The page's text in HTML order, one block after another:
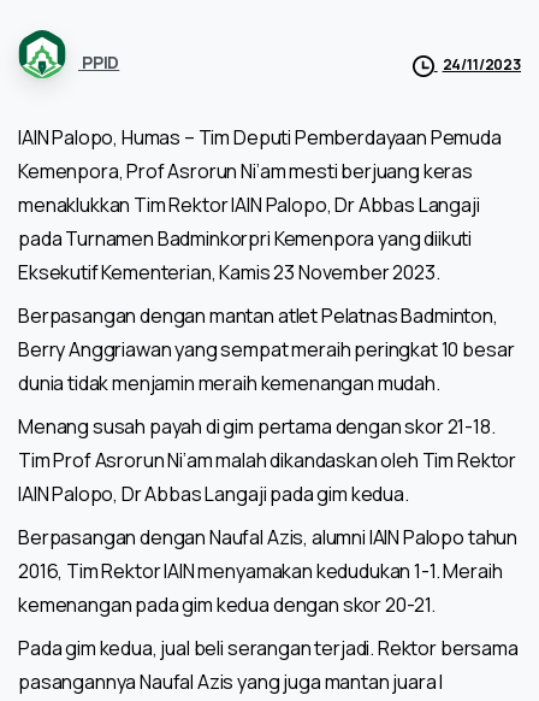
PPID 24/11/2023
IAIN Palopo, Humas – Tim Deputi Pemberdayaan Pemuda
Kemenpora, Prof Asrorun Ni’am mesti berjuang keras
menaklukkan Tim Rektor IAIN Palopo, Dr Abbas Langaji
pada Turnamen Badminkorpri Kemenpora yang diikuti
Eksekutif Kementerian, Kamis 23 November 2023.
Berpasangan dengan mantan atlet Pelatnas Badminton,
Berry Anggriawan yang sempat meraih peringkat 10 besar
dunia tidak menjamin meraih kemenangan mudah.
Menang susah payah di gim pertama dengan skor 21-18.
Tim Prof Asrorun Ni’am malah dikandaskan oleh Tim Rektor
IAIN Palopo, Dr Abbas Langaji pada gim kedua.
Berpasangan dengan Naufal Azis, alumni IAIN Palopo tahun
2016, Tim Rektor IAIN menyamakan kedudukan 1-1. Meraih
kemenangan pada gim kedua dengan skor 20-21.
Pada gim kedua, jual beli serangan terjadi. Rektor bersama
pasangannya Naufal Azis yang juga mantan juara I